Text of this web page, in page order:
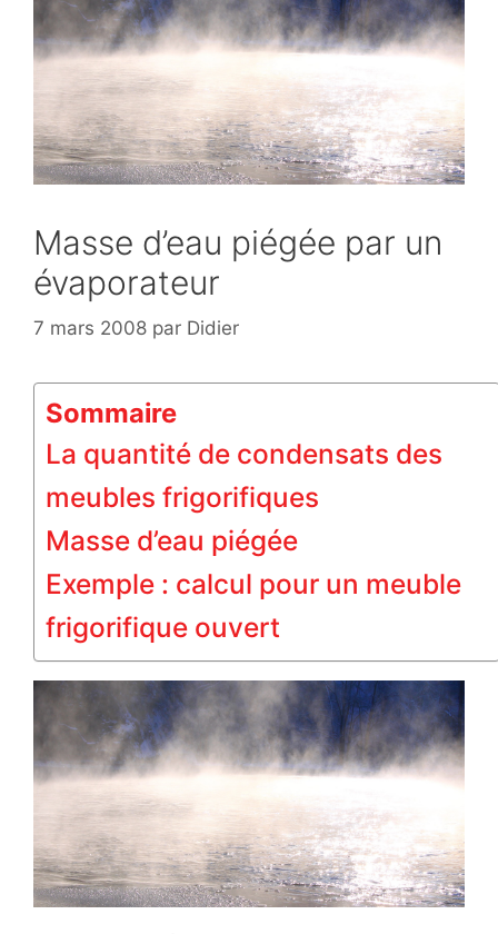
Masse d’eau piégée par un
évaporateur
7 mars 2008 par Didier
Sommaire
La quantité de condensats des
meubles frigorifiques
Masse d’eau piégée
Exemple : calcul pour un meuble
frigorifique ouvert